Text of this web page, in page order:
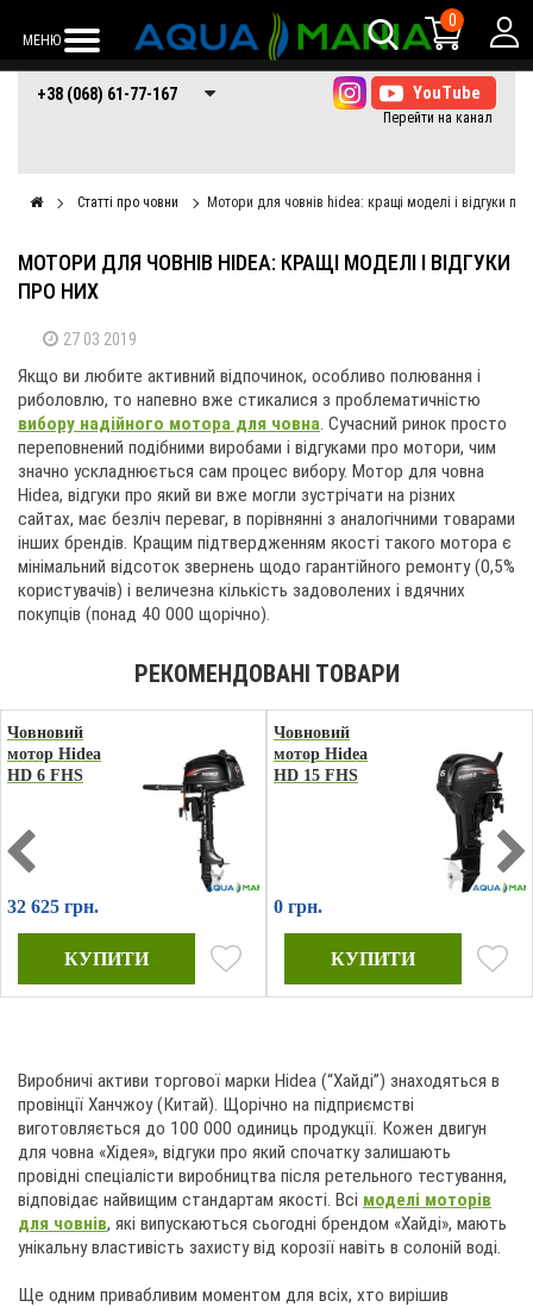
МЕНЮ
0
+38 (068) 61-77-
167
+38 (066) 61-77-+38 (073) 61-77-
167
+38 (068) 61-77-167
Статті про човни Мотори для човнів hidea: кращі моделі і відгуки
МОТОРИ ДЛЯ ЧОВНІВ HIDEA: КРАЩІ МОДЕЛІ І ВІДГУКИ
ПРО НИХ
27 03 2019
Якщо ви любите активний відпочинок, особливо полювання і
риболовлю, то напевно вже стикалися з проблематичністю
вибору надійного мотора для човна. Сучасний ринок просто
переповнений подібними виробами і відгуками про мотори, чим
значно ускладнюється сам процес вибору. Мотор для човна
Hidea, відгуки про який ви вже могли зустрічати на різних
сайтах, має безліч переваг, в порівнянні з аналогічними товарами
інших брендів. Кращим підтвердженням якості такого мотора є
мінімальний відсоток звернень щодо гарантійного ремонту (0,5%
користувачів) і величезна кількість задоволених і вдячних
покупців (понад 40 000 щорічно).
Човновий
мотор Hidea
HD 6 FHS
32 625 грн.
Човновий
мотор Hidea
HD 15 FHS
0 грн.
Виробничі активи торгової марки Hidea (“Хайді”) знаходяться в
провінції Ханчжоу (Китай). Щорічно на підприємстві
виготовляється до 100 000 одиниць продукції. Кожен двигун
для човна «Хідея», відгуки про який спочатку залишають
провідні спеціалісти виробництва після ретельного тестування,
відповідає найвищим стандартам якості. Всі моделі моторів
для човнів, які випускаються сьогодні брендом «Хайді», мають
унікальну властивість захисту від корозії навіть в солоній воді.
Ще одним привабливим моментом для всіх, хто вирішив